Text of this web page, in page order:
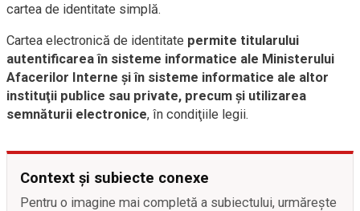
cartea de identitate simplă.
Cartea electronică de identitate permite titularului
autentificarea în sisteme informatice ale Ministerului
Afacerilor Interne şi în sisteme informatice ale altor
instituţii publice sau private, precum şi utilizarea
semnăturii electronice, în condiţiile legii.
Context și subiecte conexe
Pentru o imagine mai completă a subiectului, urmărește